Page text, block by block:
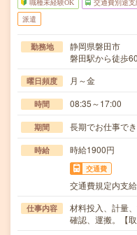
職種未経験OK 交通費別途支
派遣
勤務地
静岡県磐田市
磐田駅から徒歩
曜日頻度 月～金
時間 08:35～17:00
期間 長期でお仕事で
時給 時給1900円
交通費
交通費規定内支給
仕事内容
材料投入、計量
確認、運搬。【